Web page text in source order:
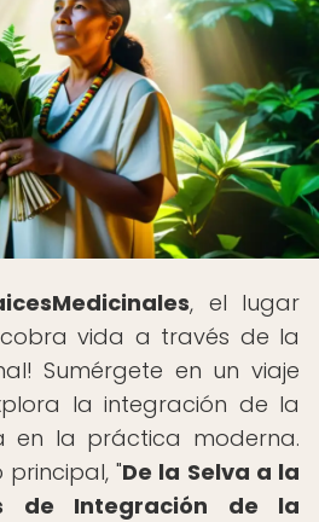
, el lugar
vida a través de la
Sumérgete en un viaje
la integración de la
en la práctica moderna.
principal, "De la Selva a la
de Integración de la